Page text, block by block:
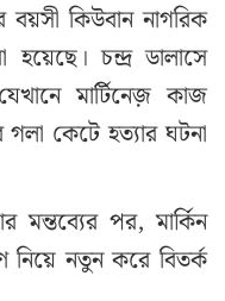
কিউবান নাগরিক
হয়েছে। চন্দ্র ডালাসে
মার্টিনেজ় কাজ
কেটে হত্যার ঘটনা
মন্তব্যের পর, মার্কিন
নিয়ে নতুন করে বিতর্ক